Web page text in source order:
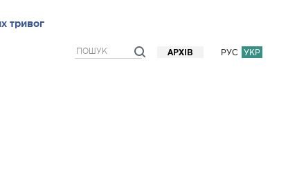
тривог
РУС УКР
АРХІВ
Блоги